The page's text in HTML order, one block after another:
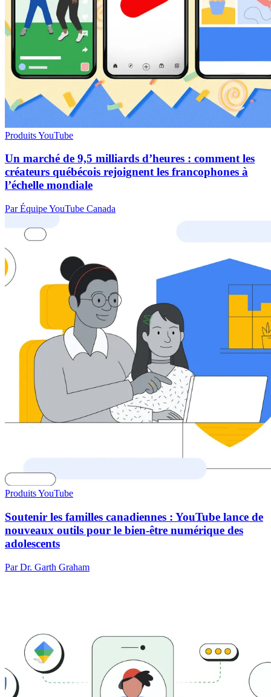
Produits YouTube
Un marché de 9,5 milliards d’heures : comment les
créateurs québécois rejoignent les francophones à
l’échelle mondiale
Par Équipe YouTube Canada
Produits YouTube
Soutenir les familles canadiennes : YouTube lance de
nouveaux outils pour le bien-être numérique des
adolescents
Par Dr. Garth Graham